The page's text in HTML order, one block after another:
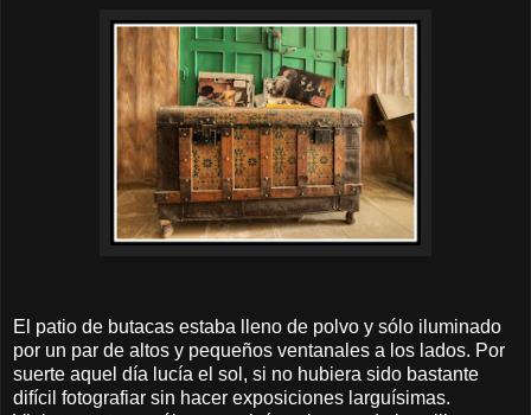
El patio de butacas estaba lleno de polvo y sólo iluminado
por un par de altos y pequeños ventanales a los lados. Por
suerte aquel día lucía el sol, si no hubiera sido bastante
difícil fotografiar sin hacer exposiciones larguísimas.